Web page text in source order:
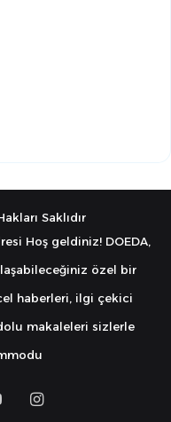
Saklıdır
Hoş geldiniz! DOEDA,
özel bir
haberleri, ilgi çekici
makaleleri sizlerle
YouTubeInstagram